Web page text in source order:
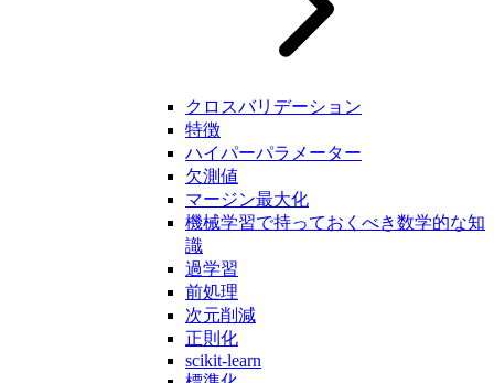
クロスバリデーション
特徴
ハイパーパラメーター
欠測値
マージン最大化
機械学習で持っておくべき数学的な知
識
過学習
前処理
次元削減
正則化
scikit-learn